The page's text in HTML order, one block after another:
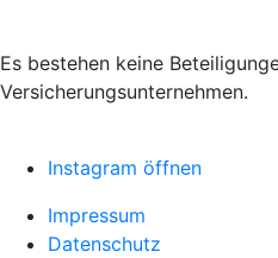
Es bestehen keine
Versicherungsunternehmen.
Instagram öffnen
Impressum
Datenschutz